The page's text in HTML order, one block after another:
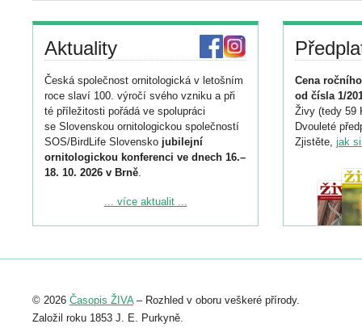
Aktuality
Česká společnost ornitologická v letošním
roce slaví 100. výročí svého vzniku a při
té příležitosti pořádá ve spolupráci
se Slovenskou ornitologickou společností
SOS/BirdLife Slovensko jubilejní
ornitologickou konferenci ve dnech 16.–
18. 10. 2026 v Brně.
Podrobnější informace ke konferenci
Registrovat se můžete do 6. září.
abstraktu přihlášené přednášky nebo
posteru je už 30. června.
... více aktualit ...
Cena
od čísla 1/
Živy (tedy 59
Dvouleté
Zjistěte, jak
© 2026 Časopis ŽIVA– Rozhled v oboru veškeré přírody.
Založil roku 1853 J. E. Purkyně.